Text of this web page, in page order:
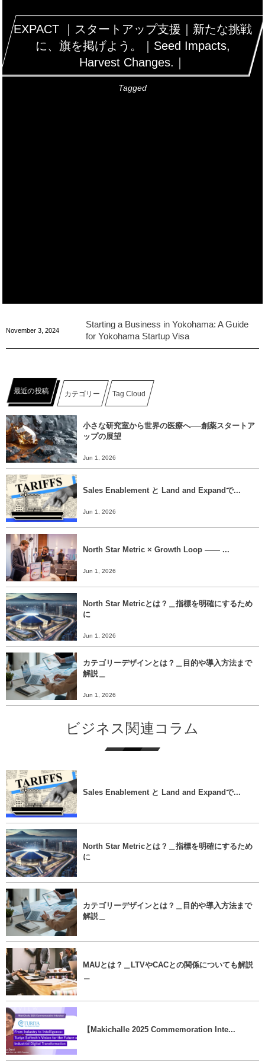
EXPACT ｜スタートアップ支援｜新たな挑戦
に、旗を掲げよう。｜Seed Impacts,
Harvest Changes.｜
Tagged
November 3 2024
Starting a Business in Yokohama: A Guide
for Yokohama Startup Visa
最近の投稿 カテゴリー Tag Cloud
小さな研究室から世界の医療へ──創薬スタートア
ップの展望
Jun 1, 2026
Sales Enablement と Land and Expandで...
Jun 1, 2026
North Star Metric × Growth Loop ―― ...
Jun 1, 2026
North Star Metricとは？＿指標を明確にするため
に
Jun 1, 2026
カテゴリーデザインとは？＿目的や導入方法まで
解説＿
Jun 1, 2026
ビジネス関連コラム
Sales Enablement と Land and Expandで...
North Star Metricとは？＿指標を明確にするため
に
カテゴリーデザインとは？＿目的や導入方法まで
解説＿
MAUとは？＿LTVやCACとの関係についても解説
【Makichalle 2025 Commemoration Inte...